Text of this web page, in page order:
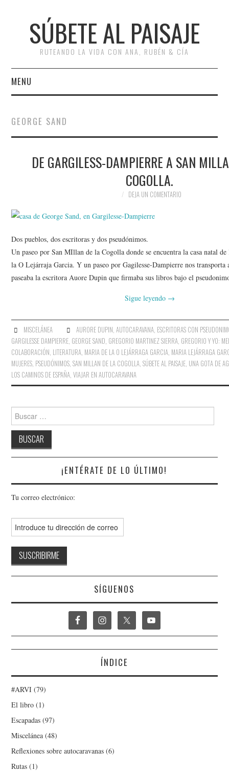
SÚBETE AL PAISAJE
RUTEANDO LA VIDA CON ANA, RUBÉN & CÍA
MENU
RUTAS
ESCAPADAS
#ARVI
AMIGOS
CONTACTO
GEORGE SAND
DE GARGILESS-DAMPIERRE A SAN
COGOLLA.
DEJA UN COMENTARIO
Dos pueblos, dos escritoras y dos pseudónimos.
Un paseo por San MIllan de la Cogolla donde se encuentra la casa natal
la O Lejárraja Garcia. Y un paseo por Gagilesse-Dampierre nos transporta
paseaba la escritora Auore Dupin que firmaba sus libros bajo el
Sigue leyendo →
MISCELÁNEA AURORE DUPIN AUTOCARAVANA, ESCRITORAS CON
GARGILESSE DAMPIERRE GEORGE SAND GREGORIO MARTINEZ SIERRA GREGORIO Y YO:
COLABORACIÓN LITERATURA MARIA DE LA O LEJÁRRAGA GARCIA MARIA LEJÁRRAGA
MUJERES PSEUDÓNIMOS ,SAN MILLAN DE LA COGOLLA ,SÚBETE AL PAISAJE UNA GOTA DE
LOS CAMINOS DE ESPAÑA ,VIAJAR EN AUTOCARAVANA
¡ENTÉRATE DE LO ÚLTIMO!
Tu correo electrónico:
SÍGUENOS
ÍNDICE
#ARVI (79)
El libro (1)
Escapadas (97)
Miscelánea (48)
Reflexiones sobre autocaravanas (6)
Rutas (1)